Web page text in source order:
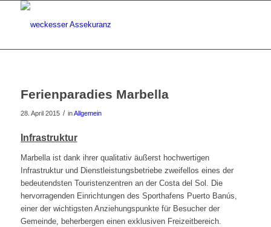
Ferienparadies Marbella
28. April 2015 / inAllgemein
Infrastruktur
Marbella ist dank ihrer qualitativ äußerst hochwertigen
Infrastruktur und Dienstleistungsbetriebe zweifellos eines der
bedeutendsten Touristenzentren an der Costa del Sol. Die
hervorragenden Einrichtungen des Sporthafens Puerto Banús,
einer der wichtigsten Anziehungspunkte für Besucher der
Gemeinde, beherbergen einen exklusiven Freizeitbereich.